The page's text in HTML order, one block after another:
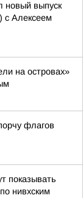
новый выпуск
с Алексеем
на островах»
флагов
показывать
нивхским